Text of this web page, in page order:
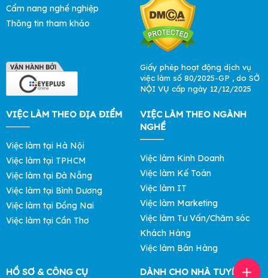
Cẩm nang nghề nghiệp
Thông tin tham khảo
Giấy phép hoạt động dịch vụ
việc làm số 80/2025-GP , do SỞ
NỘI VỤ cấp ngày 12/12/2025
VIỆC LÀM THEO ĐỊA ĐIỂM
Việc làm tại Hà Nội
Việc làm tại TPHCM
Việc làm tại Đà Nẵng
Việc làm tại Bình Dương
Việc làm tại Đồng Nai
Việc làm tại Cần Thơ
VIỆC LÀM THEO NGÀNH
NGHỀ
Việc làm Kinh Doanh
Việc làm Kế Toán
Việc làm IT
Việc làm Marketing
Việc làm Tư Vấn/Chăm sóc
Khách Hàng
Việc làm Bán Hàng
HỒ SƠ & CÔNG CỤ DÀNH CHO NHÀ TUYỂN